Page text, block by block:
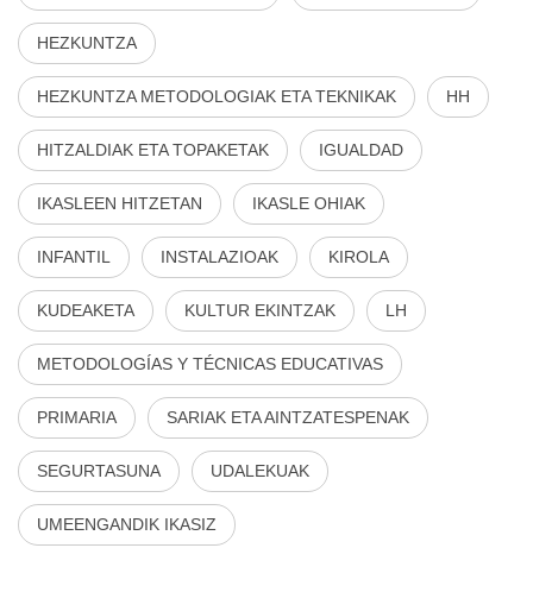
HEZKUNTZA
HEZKUNTZA METODOLOGIAK ETA TEKNIKAK HH
HITZALDIAK ETA TOPAKETAK IGUALDAD
IKASLEEN HITZETAN IKASLE OHIAK
INFANTIL INSTALAZIOAK KIROLA
KUDEAKETA KULTUR EKINTZAK LH
METODOLOGÍAS Y TÉCNICAS EDUCATIVAS
PRIMARIA SARIAK ETA AINTZATESPENAK
SEGURTASUNA UDALEKUAK
UMEENGANDIK IKASIZ